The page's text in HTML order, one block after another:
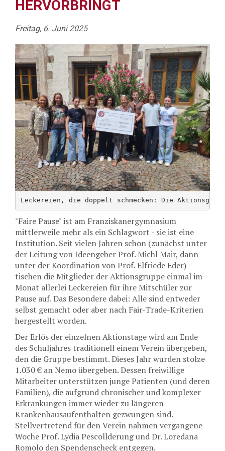
HERVORBRINGT
Freitag, 6. Juni 2025
Leckereien, die doppelt schmecken: Die
"Faire Pause" ist am Franziskanergymnasium
mittlerweile mehr als ein Schlagwort - sie ist eine
Institution. Seit vielen Jahren schon (zunächst unter
der Leitung von Ideengeber Prof. Michl Mair, dann
unter der Koordination von Prof. Elfriede Eder)
tischen die Mitglieder der Aktionsgruppe einmal im
Monat allerlei Leckereien für ihre Mitschüler zur
Pause auf. Das Besondere dabei: Alle sind entweder
selbst gemacht oder aber nach Fair-Trade-Kriterien
hergestellt worden.
Der Erlös der einzelnen Aktionstage wird am Ende
des Schuljahres traditionell einem Verein übergeben,
den die Gruppe bestimmt. Dieses Jahr wurden stolze
1.030 € an Nemo übergeben. Dessen freiwillige
Mitarbeiter unterstützen junge Patienten (und deren
Familien), die aufgrund chronischer und komplexer
Erkrankungen immer wieder zu längeren
Krankenhausaufenthalten gezwungen sind.
Stellvertretend für den Verein nahmen vergangene
Woche Prof. Lydia Pescollderung und Dr. Loredana
Romolo den Spendenscheck entgegen.